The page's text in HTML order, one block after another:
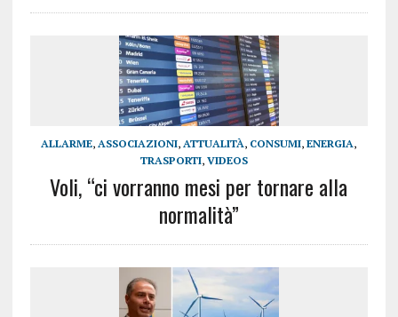
ALLARME, ASSOCIAZIONI, ATTUALITÀ, CONSUMI,ENERGIA,
TRASPORTI,VIDEOS
Voli, “ci vorranno mesi per tornare alla
normalità”